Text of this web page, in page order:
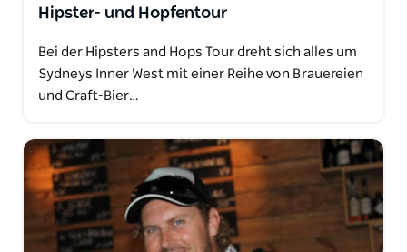
Hipster- und Hopfentour
Bei der Hipsters and Hops Tour dreht sich alles um
Sydneys Inner West mit einer Reihe von Brauereien
und Craft-Bier…